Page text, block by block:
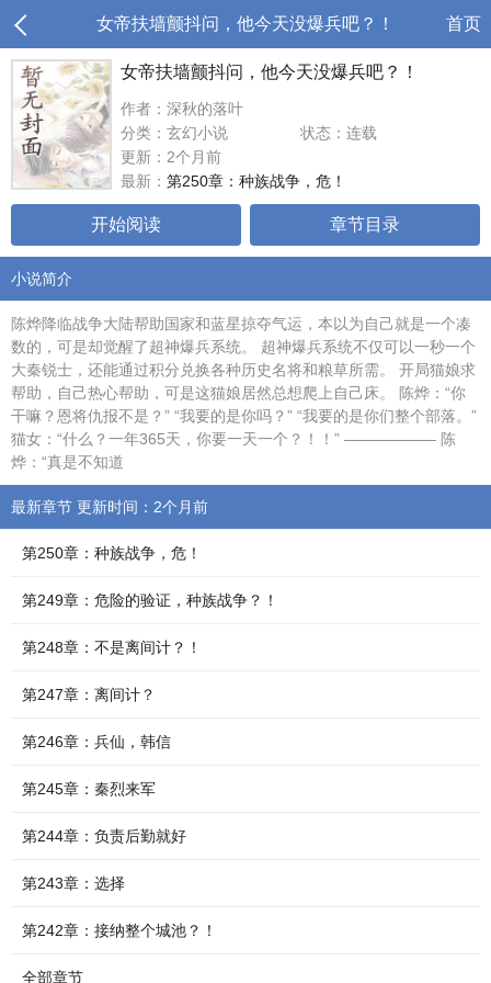
女帝扶墙颤抖问，他今天没爆兵吧？！ 首页
女帝扶墙颤抖问，他今天没爆兵吧？！
作者：深秋的落叶
分类：玄幻小说
状态：连载
更新：2个月前
最新： 第250章：种族战争，危！
开始阅读 章节目录
小说简介
陈烨降临战争大陆帮助国家和蓝星掠夺气运，本以为自己就是一个凑
数的，可是却觉醒了超神爆兵系统。 超神爆兵系统不仅可以一秒一个
大秦锐士，还能通过积分兑换各种历史名将和粮草所需。 开局猫娘求
帮助，自己热心帮助，可是这猫娘居然总想爬上自己床。 陈烨：“你
干嘛？恩将仇报不是？” “我要的是你吗？” “我要的是你们整个部落。”
猫女：“什么？一年365天，你要一天一个？！！” —————— 陈
烨：“真是不知道
最新章节 更新时间：2个月前
第250章：种族战争，危！
第249章：危险的验证，种族战争？！
第248章：不是离间计？！
第247章：离间计？
第246章：兵仙，韩信
第245章：秦烈来军
第244章：负责后勤就好
第243章：选择
第242章：接纳整个城池？！
全部章节